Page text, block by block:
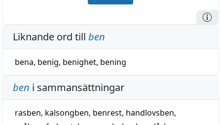
ursprungligen begagnats om de raka benpiporna i
de nedre extremiteterna. — Från en motsatt
betydelse 'böjd' utgå kroppsdelsbeteckningarna
eller lägga benen på nacken (eller ryggen), Gustaf
III (1783), motsvarande i danska, jämför franska
prendre les jambes à son cou
. — Om adjektiv på -
Liknande ord till ben
bena, benig, benighet, bening
ben i sammansättningar
rasben, kalsongben, benrest, handlovsben,